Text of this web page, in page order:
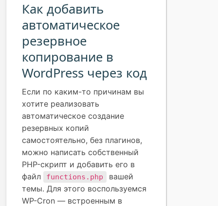
Как добавить
автоматическое
резервное
копирование в
WordPress через код
Если по каким-то причинам вы
хотите реализовать
автоматическое создание
резервных копий
самостоятельно, без плагинов,
можно написать собственный
PHP-скрипт и добавить его в
файл
functions.php
вашей
темы. Для этого воспользуемся
WP-Cron — встроенным в